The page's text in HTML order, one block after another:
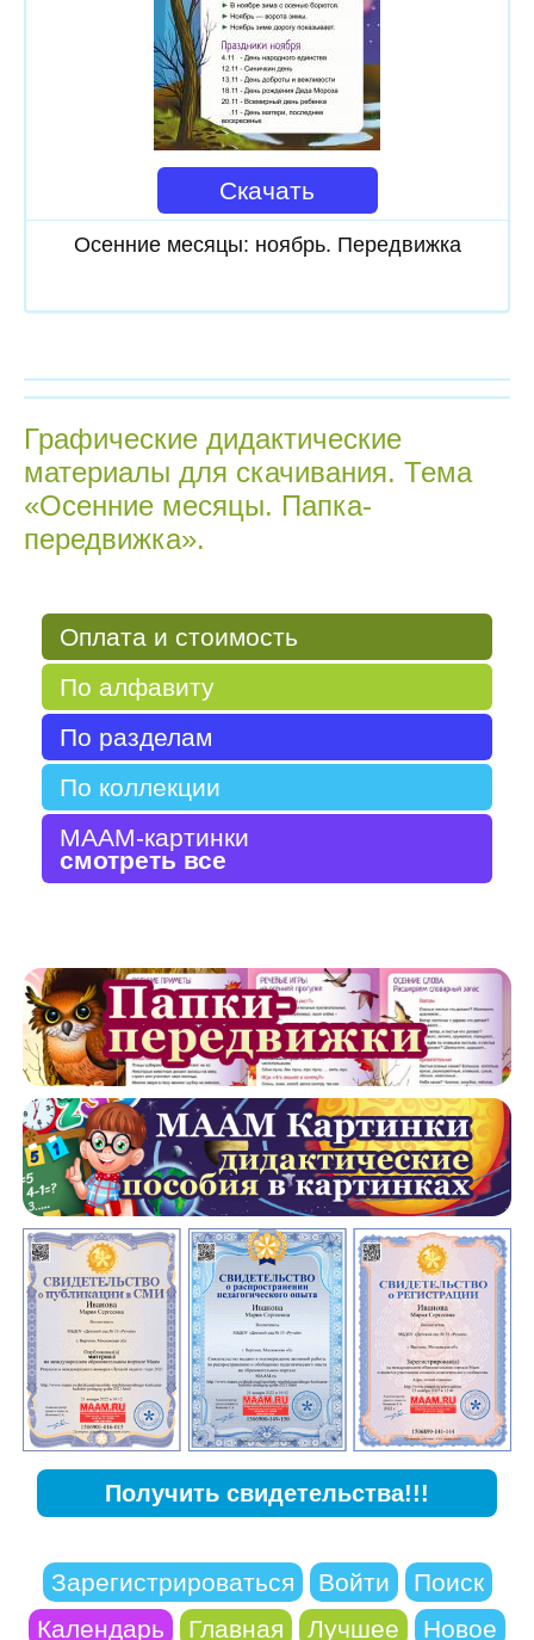
Скачать
Осенние месяцы: ноябрь. Передвижка
Графические дидактические
материалы для скачивания. Тема
«Осенние месяцы. Папка-
передвижка».
Оплата и стоимость
По алфавиту
По разделам
По коллекции
МААМ-картинки
смотреть все
Получить свидетельства!!!
Зарегистрироваться Войти
Поиск
Календарь
Главная Лучшее Новое